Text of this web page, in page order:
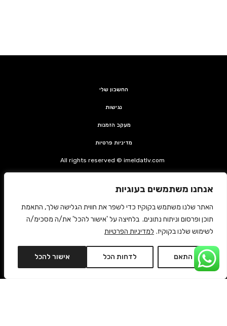
אנחנו משתמשים בעוגיות
האתר שלנו משתמש בקוקיז כדי לשפר את חווית הגלישה שלך, התאמת
תוכן ופרסום וניתוח נתונים. בלחיצה על 'אישור להכל' את/ה מסכימ/ה
לשימוש שלנו בקוקיז. למדיניות הפרטיות
התאם לדחות הכל אישור להכל
החשבון שלי
נגישות
מעקב הזמנות
מדיניות פרטיות
All rights reserved © imeldatlv.com
ביטול עסקה